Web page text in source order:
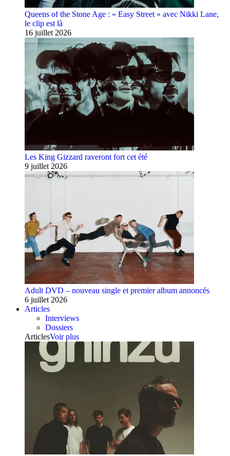
Queens of the Stone Age : « Easy Street » avec Nikki Lane,
le clip est là
16 juillet 2026
Les King Gizzard raveront fort cet été
9 juillet 2026
Adult DVD – nouveau single et premier album annoncés
6 juillet 2026
Articles
Interviews
Dossiers
ArticlesVoir plus